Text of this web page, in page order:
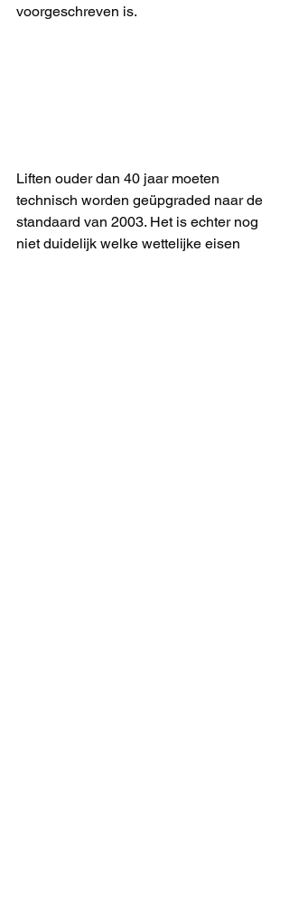
voorgeschreven is.
Liften ouder dan 40 jaar moeten
technisch worden geüpgraded naar de
standaard van 2003. Het is echter nog
niet duidelijk welke wettelijke eisen